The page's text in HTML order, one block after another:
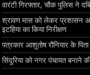
वारंटी गिरफ्तार, चौक पुलिस ने
श्रावण मास को लेकर प्रशासन
इटहिया का किया निरीक्षण
पत्रकार आशुतोष रौनियार के
सिंदुरिया को नगर पंचायत बनाने